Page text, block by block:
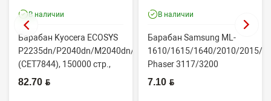
В наличии
Барабан Kyocera ECOSYS
P2235dn/P2040dn/M2040dn/M2540dw
(CET7844), 150000 стр.,
Япония
82.70 BYN
В наличии
Барабан Samsung ML-
1610/1615/1640/2010/2015/
Phaser 3117/3200
(CONTENT)
7.10 BYN